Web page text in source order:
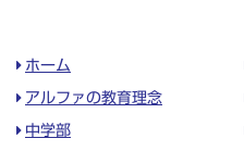
ホーム
アルファの教育理念
中学部